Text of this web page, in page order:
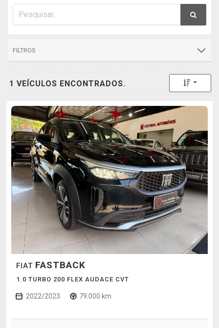
FILTROS
1 VEÍCULOS ENCONTRADOS. Toggle
FIAT FASTBACK
1.0 TURBO 200 FLEX AUDACE CVT
2022/2023 79.000 km